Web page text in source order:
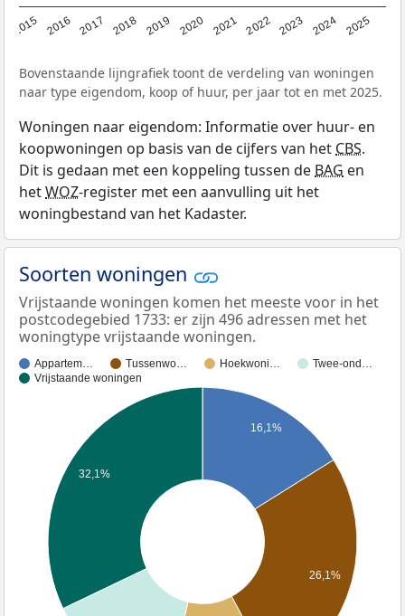
2015 2016 2017 2018 2019 2020 2021 2022 2023 2024 2025
Bovenstaande lijngrafiek toont de verdeling van woningen
naar type eigendom, koop of huur, per jaar tot en met 2025.
Woningen naar eigendom: Informatie over huur- en
koopwoningen op basis van de cijfers van het CBS.
Dit is gedaan met een koppeling tussen de BAG en
hetWOZ-register met een aanvulling uit het
woningbestand van het Kadaster.
Soorten woningen
Vrijstaande woningen komen het meeste voor in het
postcodegebied 1733: er zijn 496 adressen met het
woningtype vrijstaande woningen.
Appartem… Tussenwo… Hoekwoni…
Twee-ond…
Vrijstaande woningen
16,1%
26,1%
32,1%